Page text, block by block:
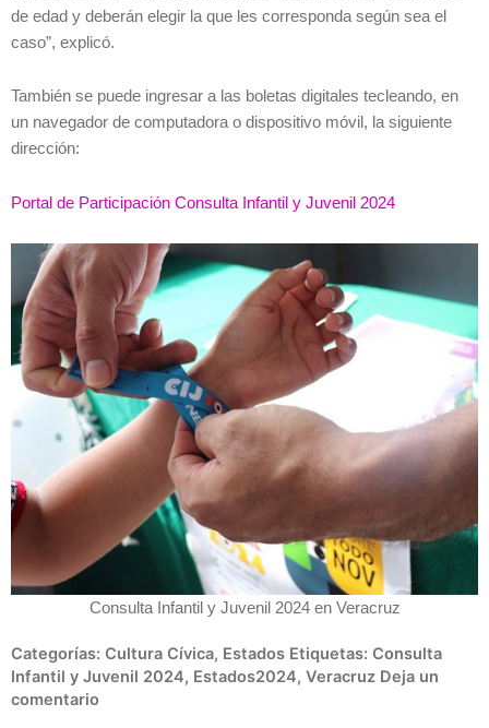
de edad y deberán elegir la que les corresponda según sea el
caso”, explicó.
También se puede ingresar a las boletas digitales tecleando, en
un navegador de computadora o dispositivo móvil, la siguiente
dirección:
Portal de Participación Consulta Infantil y Juvenil 2024
Consulta Infantil y Juvenil 2024 en Veracruz
Categorías: Cultura Cívica, Estados Etiquetas: Consulta
Infantil y Juvenil 2024, Estados2024, Veracruz Deja un
comentario